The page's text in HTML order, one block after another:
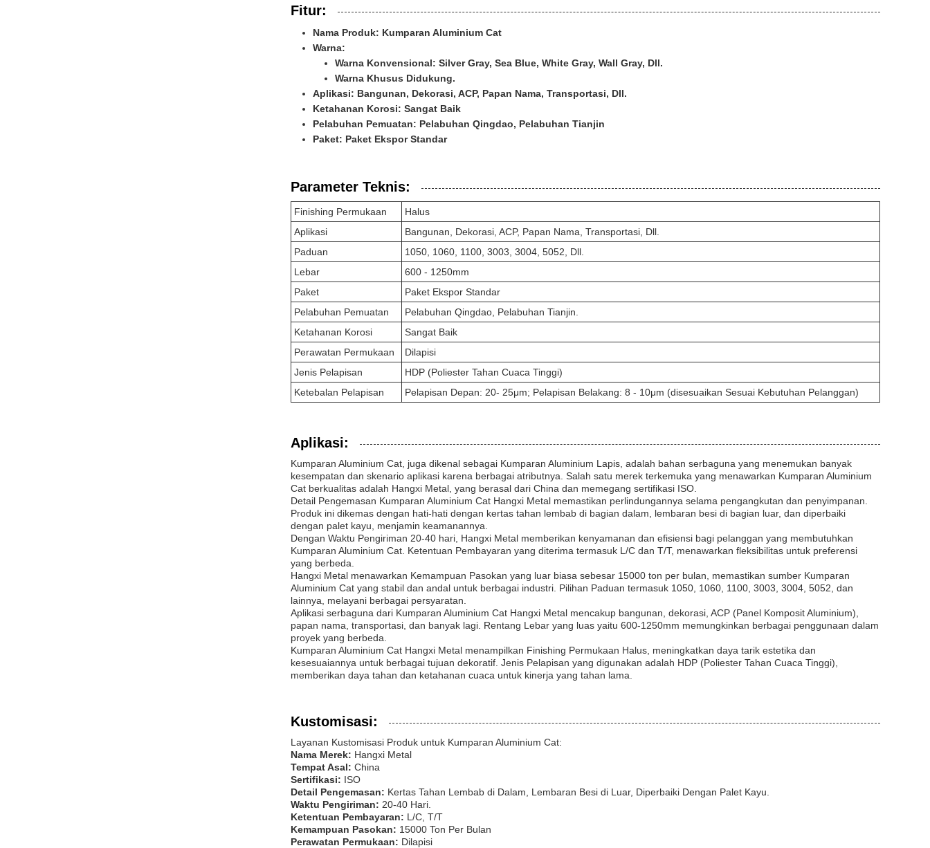
Fitur:
Nama Produk: Kumparan Aluminium Cat
Warna:
Warna Konvensional: Silver Gray, Sea Blue, White Gray, Wall Gray, Dll.
Warna Khusus Didukung.
Aplikasi: Bangunan, Dekorasi, ACP, Papan Nama, Transportasi, Dll.
Ketahanan Korosi: Sangat Baik
Pelabuhan Pemuatan: Pelabuhan Qingdao, Pelabuhan Tianjin
Paket: Paket Ekspor Standar
Parameter Teknis:
Finishing Permukaan
Halus
Aplikasi
Bangunan, Dekorasi, ACP, Papan Nama, Transportasi, Dll.
Paduan
1050, 1060, 1100, 3003, 3004, 5052, Dll.
Lebar
600 - 1250mm
Paket
Paket Ekspor Standar
Pelabuhan Pemuatan
Pelabuhan Qingdao, Pelabuhan Tianjin.
Ketahanan Korosi
Sangat Baik
Perawatan Permukaan
Dilapisi
Jenis Pelapisan
HDP (Poliester Tahan Cuaca Tinggi)
Ketebalan Pelapisan
Pelapisan Depan: 20- 25μm; Pelapisan Belakang: 8 - 10μm (disesuaikan Sesuai Kebutuhan Pelanggan)
Aplikasi:
Kumparan Aluminium Cat, juga dikenal sebagai Kumparan Aluminium Lapis, adalah bahan serbaguna yang menemukan banyak
kesempatan dan skenario aplikasi karena berbagai atributnya. Salah satu merek terkemuka yang menawarkan Kumparan Aluminium
Cat berkualitas adalah Hangxi Metal, yang berasal dari China dan memegang sertifikasi ISO.
Detail Pengemasan Kumparan Aluminium Cat Hangxi Metal memastikan perlindungannya selama pengangkutan dan penyimpanan.
Produk ini dikemas dengan hati-hati dengan kertas tahan lembab di bagian dalam, lembaran besi di bagian luar, dan diperbaiki
dengan palet kayu, menjamin keamanannya.
Dengan Waktu Pengiriman 20-40 hari, Hangxi Metal memberikan kenyamanan dan efisiensi bagi pelanggan yang membutuhkan
Kumparan Aluminium Cat. Ketentuan Pembayaran yang diterima termasuk L/C dan T/T, menawarkan fleksibilitas untuk preferensi
yang berbeda.
Hangxi Metal menawarkan Kemampuan Pasokan yang luar biasa sebesar 15000 ton per bulan, memastikan sumber Kumparan
Aluminium Cat yang stabil dan andal untuk berbagai industri. Pilihan Paduan termasuk 1050, 1060, 1100, 3003, 3004, 5052, dan
lainnya, melayani berbagai persyaratan.
Aplikasi serbaguna dari Kumparan Aluminium Cat Hangxi Metal mencakup bangunan, dekorasi, ACP (Panel Komposit Aluminium),
papan nama, transportasi, dan banyak lagi. Rentang Lebar yang luas yaitu 600-1250mm memungkinkan berbagai penggunaan dalam
proyek yang berbeda.
Kumparan Aluminium Cat Hangxi Metal menampilkan Finishing Permukaan Halus, meningkatkan daya tarik estetika dan
kesesuaiannya untuk berbagai tujuan dekoratif. Jenis Pelapisan yang digunakan adalah HDP (Poliester Tahan Cuaca Tinggi),
memberikan daya tahan dan ketahanan cuaca untuk kinerja yang tahan lama.
Kustomisasi:
Layanan Kustomisasi Produk untuk Kumparan Aluminium Cat:
Nama Merek: Hangxi Metal
Tempat Asal: China
Sertifikasi: ISO
Detail Pengemasan: Kertas Tahan Lembab di Dalam, Lembaran Besi di Luar, Diperbaiki Dengan Palet Kayu.
Waktu Pengiriman: 20-40 Hari.
Ketentuan Pembayaran: L/C, T/T
Kemampuan Pasokan: 15000 Ton Per Bulan
Perawatan Permukaan: Dilapisi